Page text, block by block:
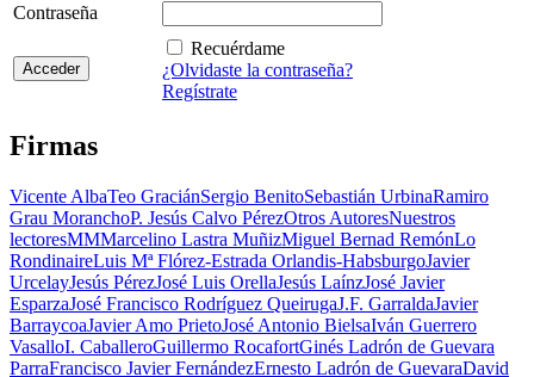
Contraseña
Recuérdame
¿Olvidaste la contraseña?
Regístrate
Firmas
Vicente AlbaTeo GraciánSergio BenitoSebastián UrbinaRamiro
Grau MoranchoP. Jesús Calvo PérezOtros AutoresNuestros
lectoresMMMarcelino Lastra MuñizMiguel Bernad RemónLo
RondinaireLuis Mª Flórez-Estrada Orlandis-HabsburgoJavier
UrcelayJesús PérezJosé Luis OrellaJesús LaínzJosé Javier
EsparzaJosé Francisco Rodríguez QueirugaJ.F. GarraldaJavier
BarraycoaJavier Amo PrietoJosé Antonio BielsaIván Guerrero
VasalloI. CaballeroGuillermo RocafortGinés Ladrón de Guevara
ParraFrancisco Javier FernándezErnesto Ladrón de GuevaraDavid